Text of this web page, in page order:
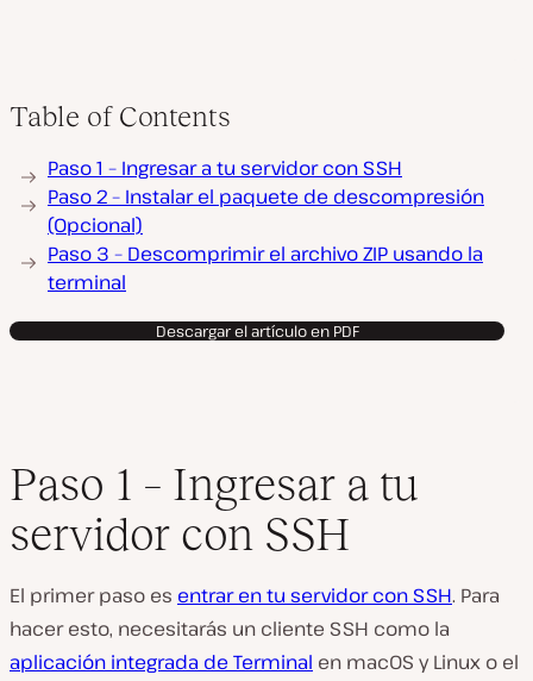
Table of Contents
Paso 1 – Ingresar a tu servidor con SSH
Paso 2 – Instalar el paquete de descompresión
(Opcional)
Paso 3 – Descomprimir el archivo ZIP usando la
terminal
Descargar el artículo en PDF
Paso 1 – Ingresar a tu
servidor con SSH
El primer paso es entrar en tu servidor con SSH. Para
hacer esto, necesitarás un cliente SSH como la
aplicación integrada de Terminal en macOS y Linux o el